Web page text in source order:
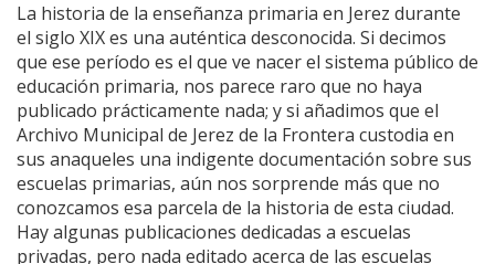
La historia de la enseñanza primaria en Jerez durante
el siglo XIX es una auténtica desconocida. Si decimos
que ese período es el que ve nacer el sistema público de
educación primaria, nos parece raro que no haya
publicado prácticamente nada; y si añadimos que el
Archivo Municipal de Jerez de la Frontera custodia en
sus anaqueles una indigente documentación sobre sus
escuelas primarias, aún nos sorprende más que no
conozcamos esa parcela de la historia de esta ciudad.
Hay algunas publicaciones dedicadas a escuelas
privadas, pero nada editado acerca de las escuelas